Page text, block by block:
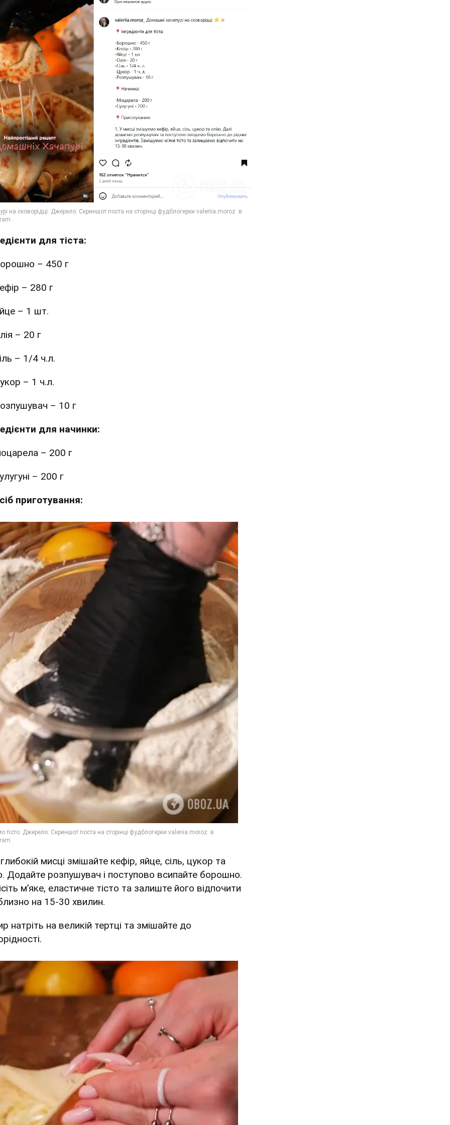
для тіста:
– 450 г
– 280 г
– 1 шт.
– 20 г
– 1/4 ч.л.
– 1 ч.л.
– 10 г
для начинки:
– 200 г
– 200 г
приготування:
мисці змішайте кефір, яйце, сіль, цукор та
Додайте розпушувач і поступово всипайте борошно.
м’яке, еластичне тісто та залиште його відпочити
на 15-30 хвилин.
натріть на великій тертці та змішайте до